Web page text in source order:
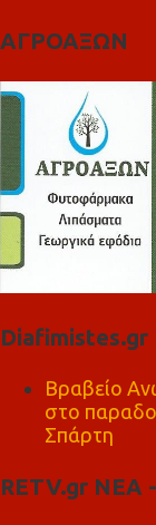
ΑΓΡΟΑΞΩΝ
Diafimistes.gr
Βραβείο
στο
Σπάρτη
RETV.gr ΝΕΑ